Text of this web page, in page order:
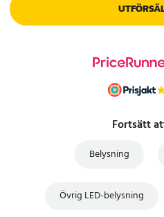
Fortsätt
Belysning
Övrig LED-belysning